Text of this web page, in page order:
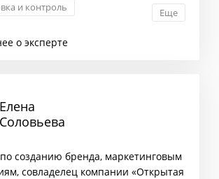
и контроль
Еще
о эксперте
Елена
Соловьева
созданию бренда, маркетинговым
совладелец компании «Открытая